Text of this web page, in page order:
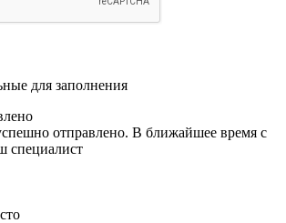
для заполнения
отправлено. В ближайшее время с
специалист